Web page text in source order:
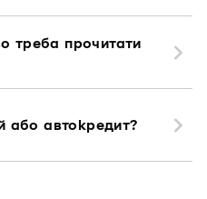
треба прочитати
або автокредит?